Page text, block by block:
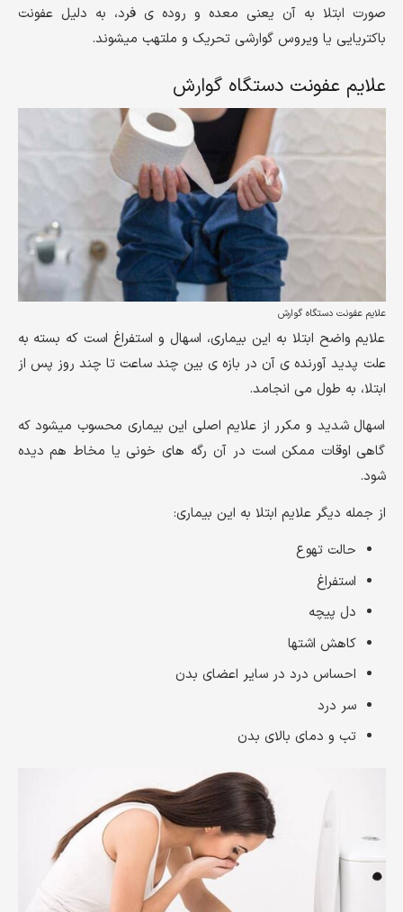
صورت ابتلا به آن یعنی معده و روده ی فرد، به دلیل عفونت
باکتریایی یا ویروس گوارشی تحریک و ملتهب میشوند.
علایم عفونت دستگاه گوارش
علایم عفونت دستگاه گوارش
علایم واضح ابتلا به این بیماری، اسهال و استفراغ است که بسته به
علت پدید آورنده ی آن در بازه ی بین چند ساعت تا چند روز پس از
ابتلا، به طول می انجامد.
اسهال شدید و مکرر از علایم اصلی این بیماری محسوب میشود که
گاهی اوقات ممکن است در آن رگه های خونی یا مخاط هم دیده
شود.
از جمله دیگر علایم ابتلا به این بیماری:
حالت تهوع
استفراغ
دل پیچه
کاهش اشتها
احساس درد در سایر اعضای بدن
سر درد
تب و دمای بالای بدن